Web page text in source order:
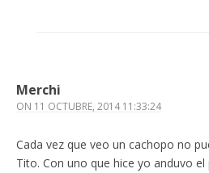
Merchi
ON 11 OCTUBRE, 2014 11:33:24
Cada vez que veo un cachopo no
Tito. Con uno que hice yo anduvo